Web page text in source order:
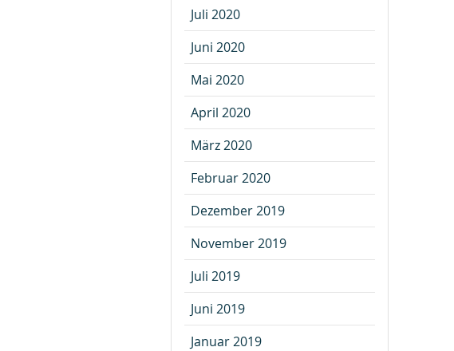
Juli 2020
Juni 2020
Mai 2020
April 2020
März 2020
Februar 2020
Dezember 2019
November 2019
Juli 2019
Juni 2019
Januar 2019